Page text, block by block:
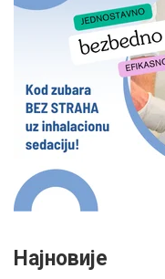
Најновије